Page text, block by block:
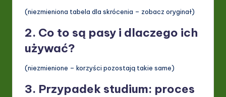
(niezmieniona tabela dla skrócenia – zobacz oryginał)
2. Co to są pasy i dlaczego ich
używać?
(niezmienione – korzyści pozostają takie same)
3. Przypadek studium: proces